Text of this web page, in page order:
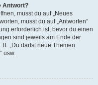
Antwort?
musst du auf „Neues
musst du auf „Antworten“
erforderlich ist, bevor du einen
sind jeweils am Ende der
„Du darfst neue Themen
usw.